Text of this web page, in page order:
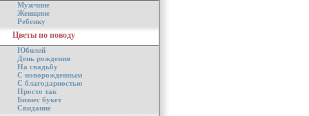
Мужчине
Женщине
Ребенку
Цветы по поводу
Юбилей
День рождения
На свадьбу
С новорожденным
С благодарностью
Просто так
Бизнес букет
Свидание